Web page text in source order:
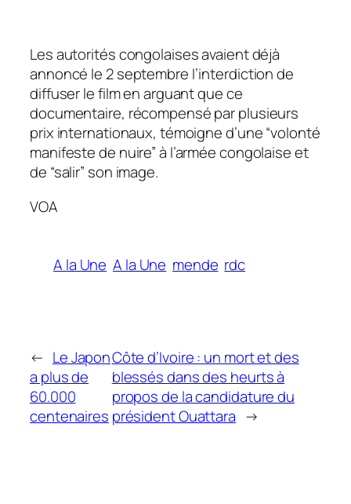
Les autorités congolaises avaient déjà
annoncé le 2 septembre l’interdiction de
diffuser le film en arguant que ce
documentaire, récompensé par plusieurs
prix internationaux, témoigne d’une “volonté
manifeste de nuire” à l’armée congolaise et
de “salir” son image.
VOA
A la Une A la Une mende rdc
← Le Japon
a plus de
60.000
centenaires
Côte d’Ivoire : un mort et des
blessés dans des heurts à
propos de la candidature du
président Ouattara →